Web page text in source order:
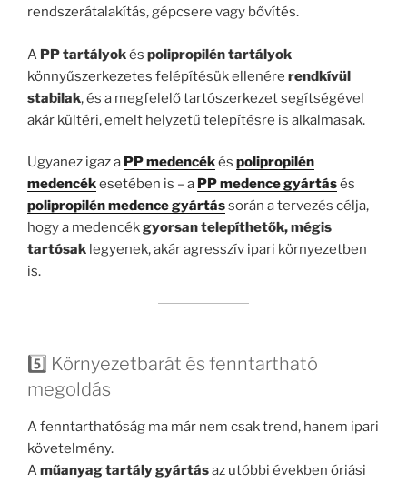
rendszerátalakítás, gépcsere vagy bővítés.
A PP tartályokés polipropilén tartályok
könnyűszerkezetes felépítésük ellenére rendkívül
stabilak, és a megfelelő tartószerkezet segítségével
akár kültéri, emelt helyzetű telepítésre is alkalmasak.
Ugyanez igaz a PP medencékés polipropilén
medencékesetében is – a PP medence gyártásés
polipropilén medence gyártássorán a tervezés célja,
hogy a medencékgyorsan telepíthetők, mégis
tartósak legyenek, akár agresszív ipari környezetben
is.
5️⃣ Környezetbarát és fenntartható
megoldás
A fenntarthatóság ma már nem csak trend, hanem ipari
követelmény.
Aműanyag tartály gyártásaz utóbbi években óriási